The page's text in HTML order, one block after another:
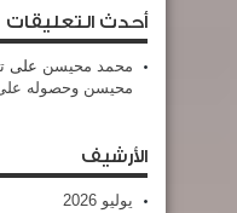
أحدث التعليقات
محمد محيسن على
محيسن وحصوله
الأرشيف
يوليو 2026